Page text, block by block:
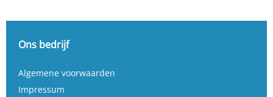
Ons bedrijf
Algemene voorwaarden
Impressum